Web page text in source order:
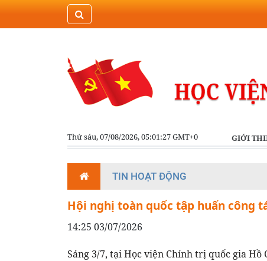
Thứ sáu, 07/08/2026, 05:01:28 GMT+0 GIỚI
TIN HOẠT ĐỘNG
Hội nghị toàn quốc tập huấn công
14:25 03/07/2026
Sáng 3/7, tại Học viện Chính trị quốc gia